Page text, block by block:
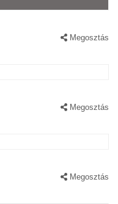
Megosztás
Megosztás
Megosztás